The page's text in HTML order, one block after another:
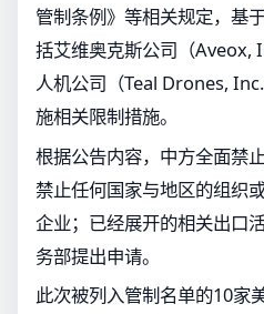
管制条例》等相关规定，基
括艾维奥克斯公司（Aveox,
人机公司（Teal Drones,
施相关限制措施。
根据公告内容，中方全面禁
禁止任何国家与地区的组织
企业；已经展开的相关出口
务部提出申请。
此次被列入管制名单的10家